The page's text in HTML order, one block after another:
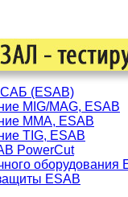
(ESAB)
MIG/MAG, ESAB
ММА, ESAB
TIG, ESAB
PowerCut
оборудования
ESAB